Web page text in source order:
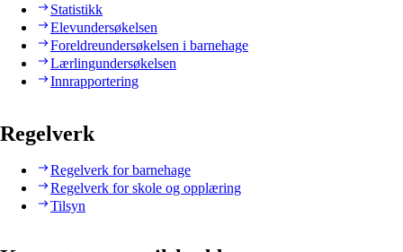
Statistikk
Elevundersøkelsen
Foreldreundersøkelsen i barnehage
Lærlingundersøkelsen
Innrapportering
Regelverk
Regelverk for barnehage
Regelverk for skole og opplæring
Tilsyn